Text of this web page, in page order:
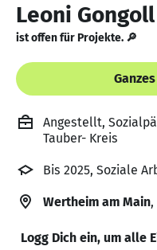
Leoni Gongoll
ist offen für Projekte. 🔎
Angestellt,
Tauber- Kreis
Bis 2025, Soziale
Wertheim am Main
Logg Dich ein, um alle